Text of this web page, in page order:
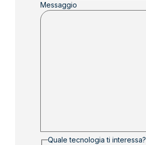
Messaggio
Quale tecnologia ti interessa?